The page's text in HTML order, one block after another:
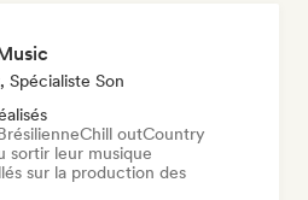
Spécialiste Son
Chill outCountry
sortir leur musique
sur la production des